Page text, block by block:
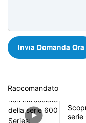
Invia Domanda Ora
Raccomandato
serie